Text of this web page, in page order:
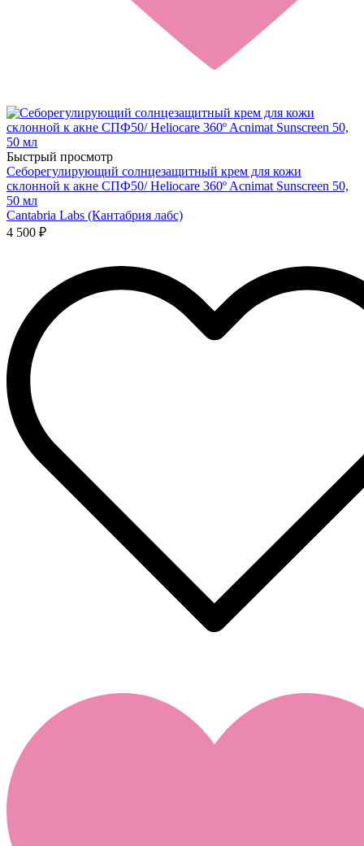
Быстрый просмотр
Себорегулирующий солнцезащитный крем для кожи
склонной к акне СПФ50/ Heliocare 360º Acnimat Sunscreen 50,
50 мл
Cantabria Labs (Кантабрия лабс)
4 500 ₽